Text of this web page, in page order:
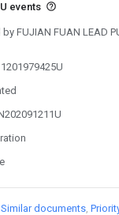
events
FUJIAN FUAN LEAD
Similar documents